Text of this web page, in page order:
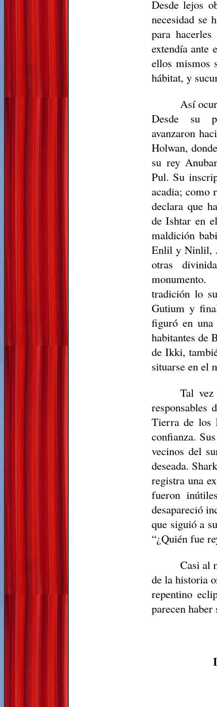
Desde lejos
necesidad se
para
extendía ante
ellos mismos
hábitat, y
Así
Desde su
avanzaron
Holwan,
su rey
Pul. Su
acadia; como
declara que
de Ishtar en
maldición
Enlil y Ninlil,
otras
tradición lo
Gutium y
figuró en
habitantes de
de Ikki,
situarse en el
Tal
responsables
Tierra de los
confianza.
vecinos del
deseada.
registra una
fueron
desapareció
que siguió a
“¿Quién fue
Casi al
de la historia
repentino
parecen